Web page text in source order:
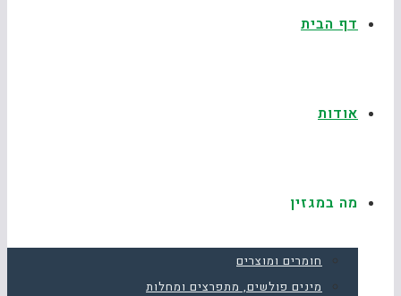
דף הבית
אודות
מה במגזין
חומרים ומוצרים
מינים פולשים, מתפרצים ומחלות